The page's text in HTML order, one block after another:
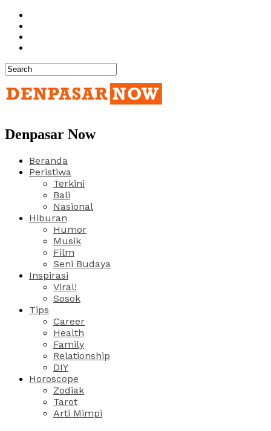
Denpasar Now
Beranda
Peristiwa
Terkini
Bali
Nasional
Hiburan
Humor
Musik
Film
Seni Budaya
Inspirasi
Viral!
Sosok
Tips
Career
Health
Family
Relationship
DIY
Horoscope
Zodiak
Tarot
Arti Mimpi